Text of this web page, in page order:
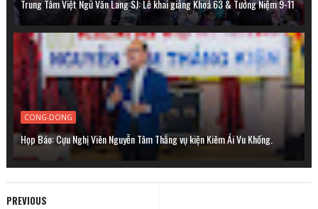
Trung Tâm Việt Ngữ Văn Lang SJ: Lễ khai giảng Khoá 63 & Tưởng Niệm 9-11
CONG-DONG
Họp Báo: Cựu Nghị Viên Nguyễn Tâm Thắng vụ kiện Kiêm Ái Vu Khống.
PREVIOUS